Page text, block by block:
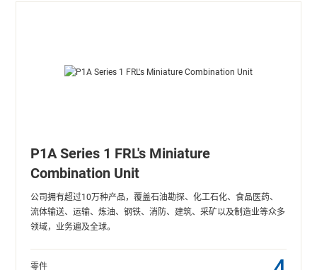
P1A Series 1 FRL's Miniature
Combination Unit
公司拥有超过10万种产品，覆盖石油勘探、化工石化、食品医药、
流体输送、运输、炼油、钢铁、消防、建筑、采矿以及制造业等众多
领域，业务遍及全球。
零件